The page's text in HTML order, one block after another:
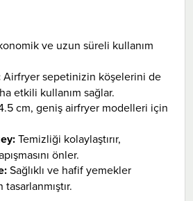
ve uzun süreli kullanım
Airfryer sepetinizin köşelerini de
etkili kullanım sağlar.
cm, geniş airfryer modelleri için
Temizliği kolaylaştırır,
önler.
Sağlıklı ve hafif yemekler